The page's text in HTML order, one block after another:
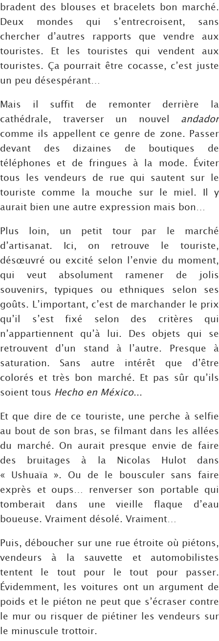
bradent des blouses et bracelets bon marché.
Deux mondes qui s’entrecroisent, sans
chercher d’autres rapports que vendre aux
touristes. Et les touristes qui vendent aux
touristes. Ça pourrait être cocasse, c’est juste
un peu désespérant…
Mais il suffit de remonter derrière la
cathédrale, traverser un nouvel andador
comme ils appellent ce genre de zone. Passer
devant des dizaines de boutiques de
téléphones et de fringues à la mode. Éviter
tous les vendeurs de rue qui sautent sur le
touriste comme la mouche sur le miel. Il y
aurait bien une autre expression mais bon…
Plus loin, un petit tour par le marché
d’artisanat. Ici, on retrouve le touriste,
désœuvré ou excité selon l’envie du moment,
qui veut absolument ramener de jolis
souvenirs, typiques ou ethniques selon ses
goûts. L’important, c’est de marchander le prix
qu’il s’est fixé selon des critères qui
n’appartiennent qu’à lui. Des objets qui se
retrouvent d’un stand à l’autre. Presque à
saturation. Sans autre intérêt que d’être
colorés et très bon marché. Et pas sûr qu’ils
soient tous Hecho en México...
Et que dire de ce touriste, une perche à selfie
au bout de son bras, se filmant dans les allées
du marché. On aurait presque envie de faire
des bruitages à la Nicolas Hulot dans
« Ushuaïa ». Ou de le bousculer sans faire
exprès et oups… renverser son portable qui
tomberait dans une vieille flaque d’eau
boueuse. Vraiment désolé. Vraiment…
Puis, déboucher sur une rue étroite où piétons,
vendeurs à la sauvette et automobilistes
tentent le tout pour le tout pour passer.
Évidemment, les voitures ont un argument de
poids et le piéton ne peut que s’écraser contre
le mur ou risquer de piétiner les vendeurs sur
le minuscule trottoir.